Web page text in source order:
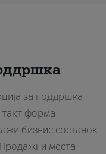
за поддршка
форма
бизнис состанок
места